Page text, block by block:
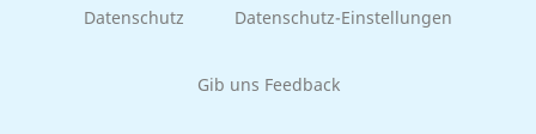
Datenschutz Datenschutz-Einstellungen
Gib uns Feedback